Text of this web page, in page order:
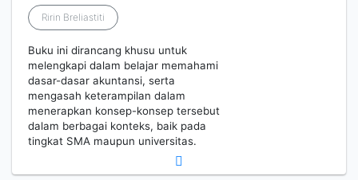
Ririn Breliastiti
Buku ini dirancang khusu untuk
melengkapi dalam belajar memahami
dasar-dasar akuntansi, serta
mengasah keterampilan dalam
menerapkan konsep-konsep tersebut
dalam berbagai konteks, baik pada
tingkat SMA maupun universitas.